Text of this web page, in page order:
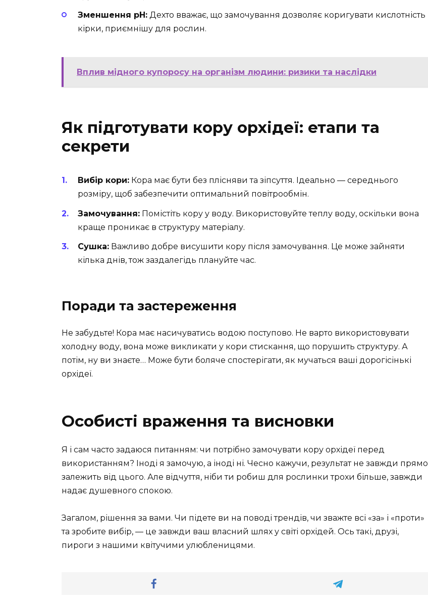
Зменшення рН: Дехто вважає, що замочування дозволяє коригувати кислотність
кірки, приємнішу для рослин.
Вплив мідного купоросу на організм людини: ризики та наслідки
Як підготувати кору орхідеї: етапи та
секрети
Вибір кори: Кора має бути без плісняви та зіпсуття. Ідеально — середнього
розміру, щоб забезпечити оптимальний повітрообмін.
Замочування: Помістіть кору у воду. Використовуйте теплу воду, оскільки вона
краще проникає в структуру матеріалу.
Сушка: Важливо добре висушити кору після замочування. Це може зайняти
кілька днів, тож заздалегідь плануйте час.
Поради та застереження
Не забудьте! Кора має насичуватись водою поступово. Не варто використовувати
холодну воду, вона може викликати у кори стискання, що порушить структуру. А
потім, ну ви знаєте… Може бути боляче спостерігати, як мучаться ваші дорогісінькі
орхідеї.
Особисті враження та висновки
Я і сам часто задаюся питанням: чи потрібно замочувати кору орхідеї перед
використанням? Іноді я замочую, а іноді ні. Чесно кажучи, результат не завжди прямо
залежить від цього. Але відчуття, ніби ти робиш для рослинки трохи більше, завжди
надає душевного спокою.
Загалом, рішення за вами. Чи підете ви на поводі трендів, чи зважте всі «за» і «проти»
та зробите вибір, — це завжди ваш власний шлях у світі орхідей. Ось такі, друзі,
пироги з нашими квітучими улюбленицями.